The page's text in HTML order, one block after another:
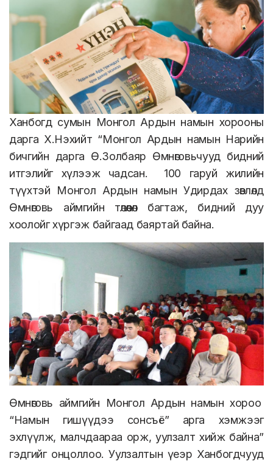
Ханбогд сумын Монгол Ардын намын хорооны
дарга Х.Нэхийт “Монгол Ардын намын Нарийн
бичгийн дарга Ө.Золбаяр Өмнөговьчууд бидний
итгэлийг хүлээж чадсан.
100 гаруй жилийн
түүхтэй Монгол Ардын намын Удирдах зөвлөлд
Өмнөговь аймгийн төлөөлөл багтаж, бидний дуу
хоолойг хүргэж байгаад баяртай байна.
Өмнөговь аймгийн Монгол Ардын намын хороо
“Намын гишүүдээ сонсъё” арга хэмжээг
эхлүүлж, малчдаараа орж, уулзалт хийж байна”
гэдгийг онцоллоо.Уулзалтын үеэр Ханбогдчууд